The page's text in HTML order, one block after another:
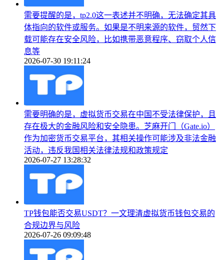
需要提醒的是，tp2.0这一表述并不明确，无法确定其具
体指向的软件或服务。如果是不明来源的软件，贸然下
载可能存在安全风险，比如携带恶意程序、窃取个人信
息等
2026-07-30 19:11:24
需要明确的是，虚拟货币交易在中国不受法律保护，且
存在极大的金融风险和安全隐患。芝麻开门（Gate.io）
作为加密货币交易平台，其相关操作可能涉及非法金融
活动，违反我国相关法律法规和政策规定
2026-07-27 13:28:32
TP钱包能否交易USDT？一文理清虚拟货币钱包交易的
合规边界与风险
2026-07-26 09:09:48